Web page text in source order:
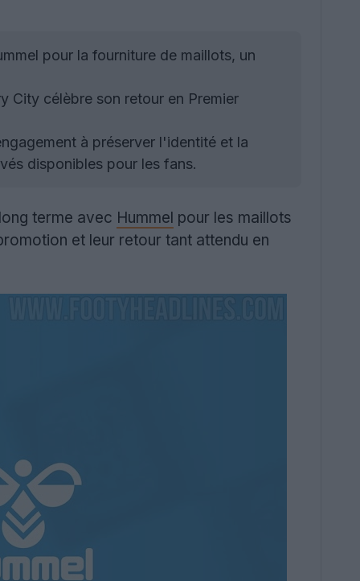
pour la fourniture de maillots, un
City célèbre son retour en Premier
à préserver l'identité et la
disponibles pour les fans.
terme avec Hummel pour les maillots
et leur retour tant attendu en